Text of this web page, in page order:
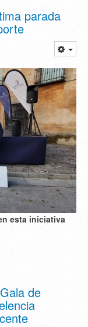
parada
esta iniciativa
de